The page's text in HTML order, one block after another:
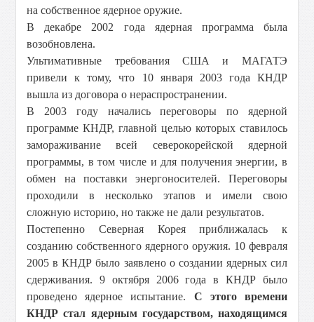
на собственное ядерное оружие.
В декабре 2002 года ядерная программа была
возобновлена.
Ультимативные требования США и МАГАТЭ
привели к тому, что 10 января 2003 года КНДР
вышла из договора о нераспространении.
В 2003 году начались переговоры по ядерной
программе КНДР, главной целью которых ставилось
замораживание всей северокорейской ядерной
программы, в том числе и для получения энергии, в
обмен на поставки энергоносителей. Переговоры
проходили в несколько этапов и имели свою
сложную историю, но также не дали результатов.
Постепенно Северная Корея приближалась к
созданию собственного ядерного оружия. 10 февраля
2005 в КНДР было заявлено о создании ядерных сил
сдерживания. 9 октября 2006 года в КНДР было
проведено ядерное испытание. С этого времени
КНДР стал ядерным государством, находящимся